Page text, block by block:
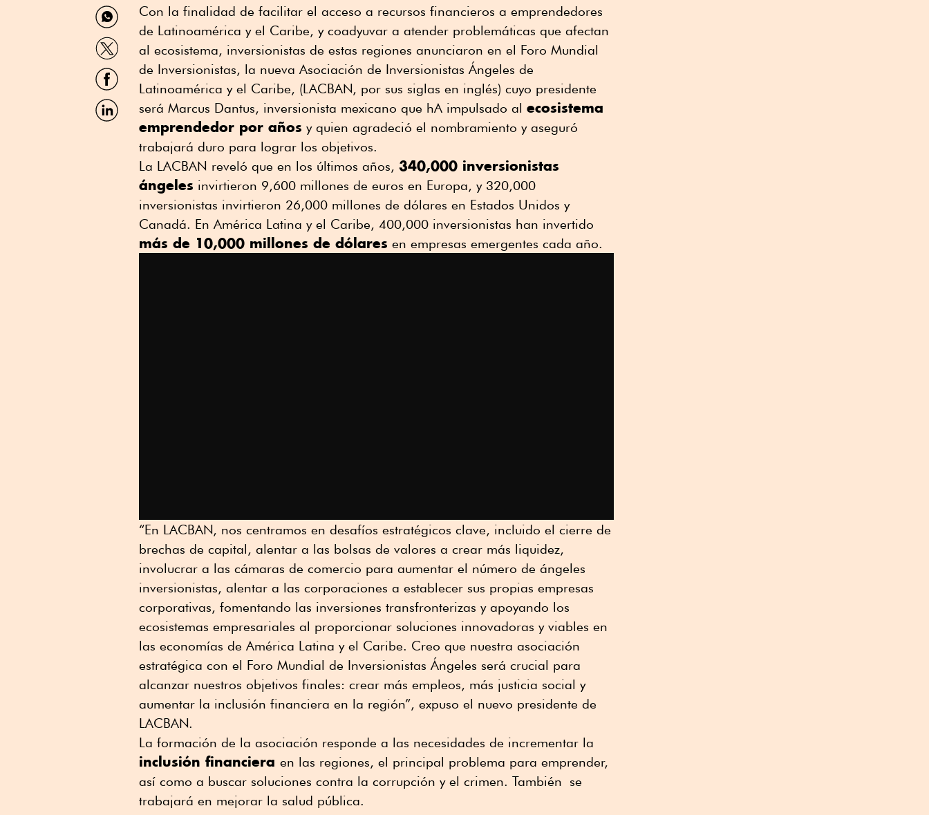
Compartir
por
WhatsApp
Compartir
por
Twitter
Compartir
por
Facebook
Compartir
por
Con la finalidad de facilitar el acceso a recursos financieros a emprendedores
de Latinoamérica y el Caribe, y coadyuvar a atender problemáticas que afectan
al ecosistema, inversionistas de estas regiones anunciaron en el Foro Mundial
de Inversionistas, la nueva Asociación de Inversionistas Ángeles de
Latinoamérica y el Caribe, (LACBAN, por sus siglas en inglés) cuyo presidente
será Marcus Dantus, inversionista mexicano que hA impulsado al ecosistema
emprendedor por años y quien agradeció el nombramiento y aseguró
trabajará duro para lograr los objetivos.
La LACBAN reveló que en los últimos años, 340,000 inversionistas
ángeles invirtieron 9,600 millones de euros en Europa, y 320,000
inversionistas invirtieron 26,000 millones de dólares en Estados Unidos y
Canadá. En América Latina y el Caribe, 400,000 inversionistas han invertido
más de 10,000 millones de dólares en empresas emergentes cada año.
“En LACBAN, nos centramos en desafíos estratégicos clave, incluido el cierre de
brechas de capital, alentar a las bolsas de valores a crear más liquidez,
involucrar a las cámaras de comercio para aumentar el número de ángeles
inversionistas, alentar a las corporaciones a establecer sus propias empresas
corporativas, fomentando las inversiones transfronterizas y apoyando los
ecosistemas empresariales al proporcionar soluciones innovadoras y viables en
las economías de América Latina y el Caribe. Creo que nuestra asociación
estratégica con el Foro Mundial de Inversionistas Ángeles será crucial para
alcanzar nuestros objetivos finales: crear más empleos, más justicia social y
aumentar la inclusión financiera en la región”, expuso el nuevo presidente de
LACBAN.
La formación de la asociación responde a las necesidades de incrementar la
inclusión financiera en las regiones, el principal problema para emprender,
así como a buscar soluciones contra la corrupción y el crimen. También se
trabajará en mejorar la salud pública.